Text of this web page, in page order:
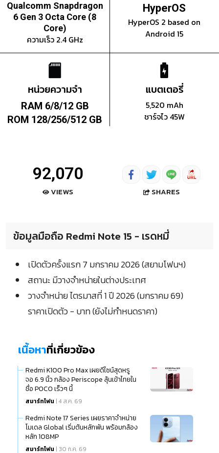
Qualcomm Snapdragon
6 Gen 3 Octa Core (8
Core)
ความเร็ว 2.4 GHz
HyperOS
HyperOS 2 based on
Android 15
หน่วยความจำ
RAM 6/8/12 GB
ROM 128/256/512 GB
แบตเตอรี่
5,520 mAh
ชาร์จไว 45W
92,070
VIEWS SHARES
ข้อมูลมือถือ Redmi Note 15 - เรดหมี่
เปิดตัวครั้งแรก 7 มกราคม 2026 (สยามโฟนฯ)
สถานะ มีวางจำหน่ายในต่างประเทศ
วางจำหน่าย ไตรมาสที่ 1 ปี 2026 (มกราคม 69)
ราคาเปิดตัว - บาท (ยังไม่กำหนดราคา)
เนื้อหาที่เกี่ยวข้อง
Redmi K100 Pro Max เผยดีไซน์สุดหรู
จอ 6.9 นิ้ว กล้อง Periscope ลุ้นเข้าไทยใน
ชื่อ POCO เร็วๆ นี้
สมาร์ทโฟน | 4 ส.ค. 69
Redmi Note 17 Series เผยราคาจำหน่าย
โมเดล Global เริ่มต้นหลักพัน พร้อมกล้อง
หลัก 108MP
สมาร์ทโฟน | 30 ก.ค. 69